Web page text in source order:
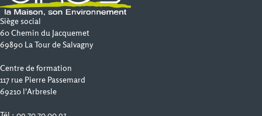
Siège social
60 Chemin du Jacquemet
69890 La Tour de Salvagny
Centre de formation
117 rue Pierre Passemard
69210 l'Arbresle